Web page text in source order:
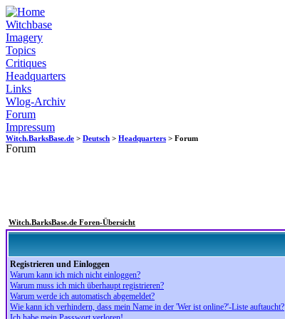
Witchbase
Imagery
Topics
Critiques
Headquarters
Links
Wlog-Archiv
Forum
Impressum
Witch.BarksBase.de > Deutsch > Headquarters > Forum
Forum
Witch.BarksBase.de Foren-Übersicht
Registrieren und Einloggen
Warum kann ich mich nicht einloggen?
Warum muss ich mich überhaupt registrieren?
Warum werde ich automatisch abgemeldet?
Wie kann ich verhindern, dass mein Name in der 'Wer ist online?'-Liste auftaucht?